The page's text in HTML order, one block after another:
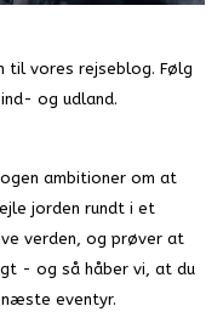
til vores rejseblog. Følg
og udland.
ambitioner om at
jorden rundt i et
verden, og prøver at
- og så håber vi, at du
eventyr.